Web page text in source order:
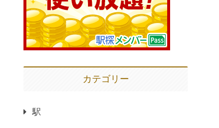
カテゴリー
駅